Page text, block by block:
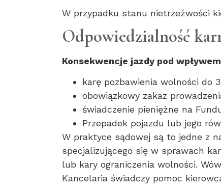
W przypadku stanu nietrzeźwości
Odpowiedzialność
Konsekwencje jazdy pod
karę pozbawienia wolności do
obowiązkowy zakaz
świadczenie pieniężne na
Przepadek pojazdu lub jego
W praktyce sądowej są to jedne z
specjalizującego się w sprawach
lub kary ograniczenia wolności.
Kancelaria świadczy pomoc